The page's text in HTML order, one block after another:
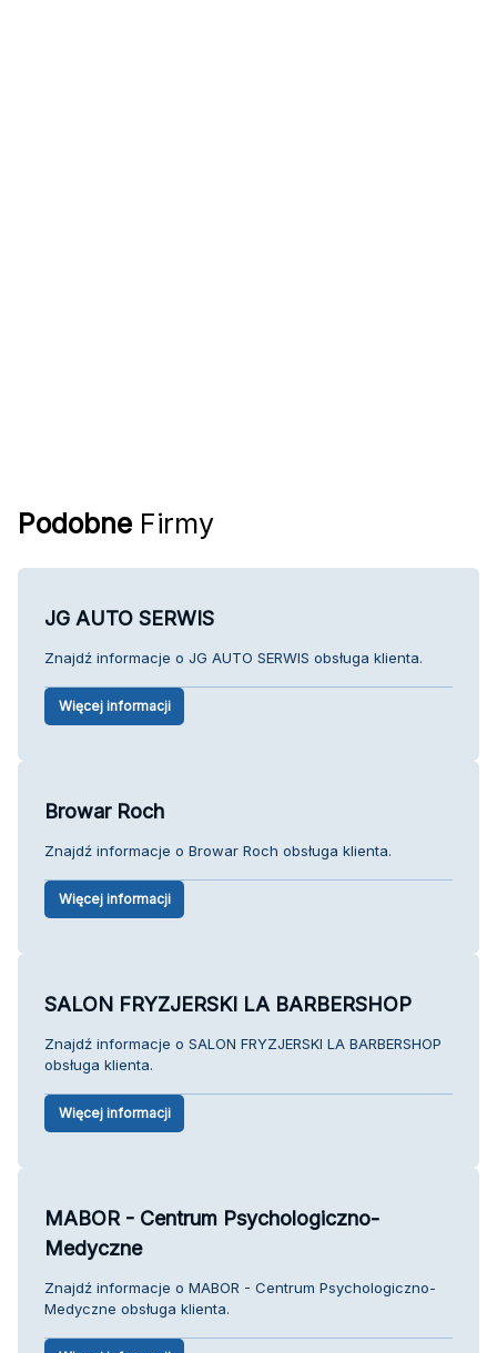
Podobne Firmy
JG AUTO SERWIS
Znajdź informacje o JG AUTO SERWIS obsługa klienta.
Więcej informacji
Browar Roch
Znajdź informacje o Browar Roch obsługa klienta.
Więcej informacji
SALON FRYZJERSKI LA BARBERSHOP
Znajdź informacje o SALON FRYZJERSKI LA BARBERSHOP
obsługa klienta.
Więcej informacji
MABOR - Centrum Psychologiczno-
Medyczne
Znajdź informacje o MABOR - Centrum Psychologiczno-
Medyczne obsługa klienta.